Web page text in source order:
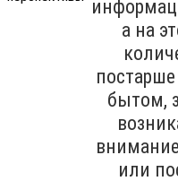
а на
бытом,
или